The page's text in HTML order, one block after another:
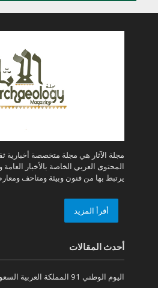
مجلة الآثار هي مجلة متخصصة أخبارية
المحتوى العربي الخاصة بالأخبار العامة
يرتبط بها من فنون وبيئة ومتاحف
أقرأ المزيد
أحدث المقالات
اليوم الوطني 91 المملكة العربية السعودية